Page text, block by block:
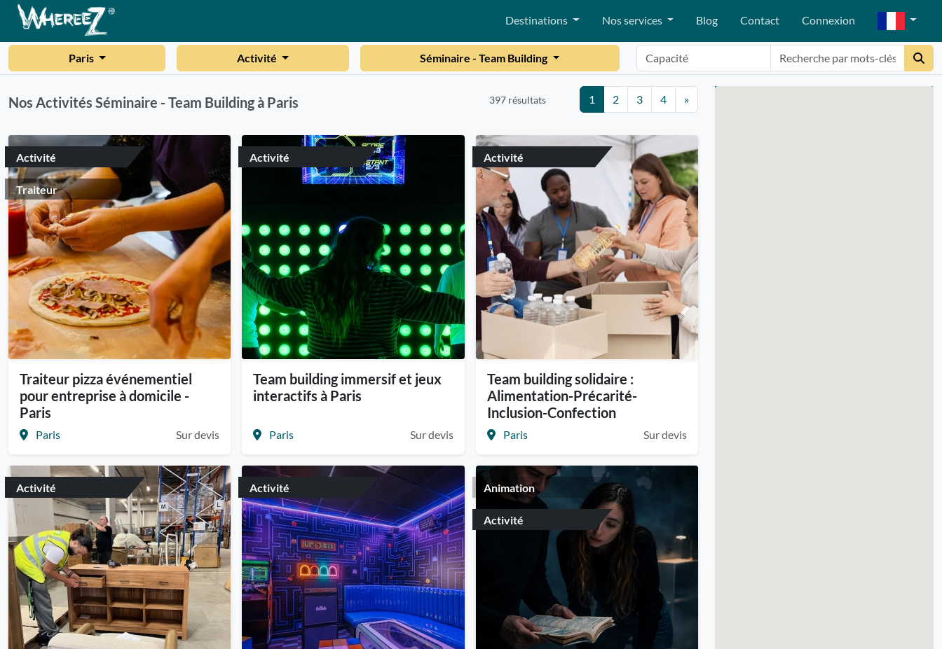
Destinations Nos services Blog Contact Connexion
Paris Activité Séminaire - Team Building
Nos Activités Séminaire - Team Building à Paris 397 résultats 1 2 3 4 »
Activité
Traiteur
Traiteur pizza événementiel
pour entreprise à domicile -
Paris
Paris Sur devis
Activité
Team building immersif et jeux
interactifs à Paris
Paris Sur devis
Activité
Team building solidaire :
Alimentation-Précarité-
Inclusion-Confection
Paris Sur devis
Activité Activité Animation
Activité